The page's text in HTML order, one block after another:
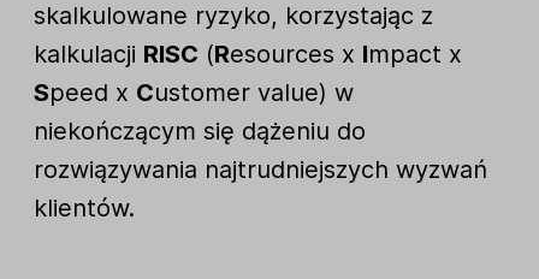
skalkulowane ryzyko, korzystając z
kalkulacji RISC (Resources x Impact x
Speed x Customer value) w
niekończącym się dążeniu do
rozwiązywania najtrudniejszych wyzwań
klientów.